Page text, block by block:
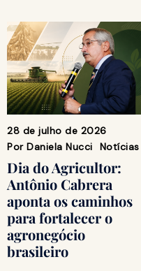
28 de julho de 2026
Por Daniela Nucci Notícias
Dia do Agricultor:
Antônio Cabrera
aponta os caminhos
para fortalecer o
agronegócio
brasileiro